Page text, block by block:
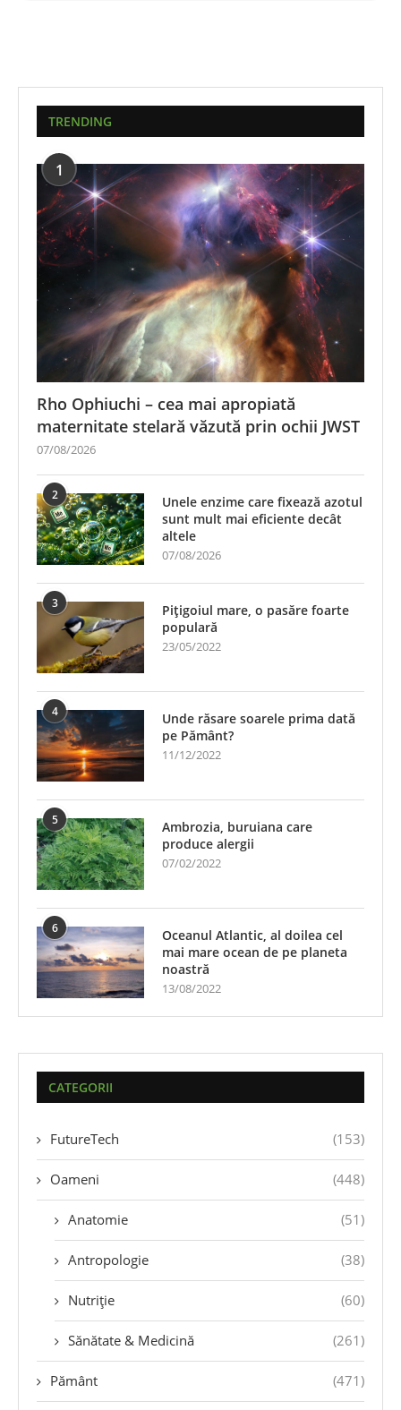
TRENDING
1
Rho Ophiuchi – cea mai apropiată
maternitate stelară văzută prin ochii JWST
07/08/2026
2
Unele enzime care fixează azotul
sunt mult mai eficiente decât
altele
07/08/2026
3
Pițigoiul mare, o pasăre foarte
populară
23/05/2022
4
Unde răsare soarele prima dată
pe Pământ?
11/12/2022
5
Ambrozia, buruiana care
produce alergii
07/02/2022
6
Oceanul Atlantic, al doilea cel
mai mare ocean de pe planeta
noastră
13/08/2022
CATEGORII
FutureTech (153)
Oameni (448)
Anatomie (51)
Antropologie (38)
Nutriție (60)
Sănătate & Medicină (261)
Pământ (471)